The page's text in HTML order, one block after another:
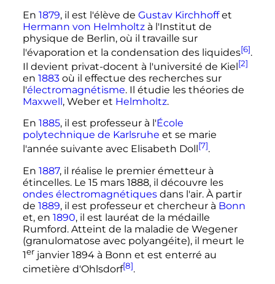
En 1879, il est l'élève de Gustav Kirchhoffet
Hermann von Helmholtzà l'Institut de
physique de Berlin, où il travaille sur
l'évaporation et la condensation des liquides[6].
Il devient privat-docent à l'université de Kiel [2]
en 1883où il effectue des recherches sur
l'électromagnétisme. Il étudie les théories de
Maxwell , Weber et Helmholtz.
En 1885, il est professeur à l'École
polytechnique de Karlsruhe et se marie
l'année suivante avec Elisabeth Doll [7].
En 1887, il réalise le premier émetteur à
étincelles. Le 15 mars 1888, il découvre les
ondes électromagnétiquesdans l'air. À partir
de 1889, il est professeur et chercheur à Bonn
et, en 1890, il est lauréat de la médaille
Rumford. Atteint de la maladie de Wegener
(granulomatose avec polyangéite), il meurt le
1erjanvier 1894à Bonn et est enterré au
cimetière d'Ohlsdorf[8].